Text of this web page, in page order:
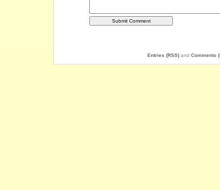
Entries (RSS) and Comments